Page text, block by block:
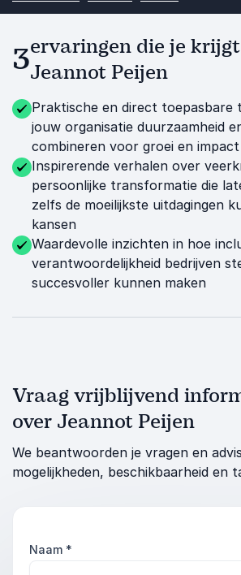
3ervaringen die je
Jeannot Peijen
Praktische en direct toepasbare
jouw organisatie duurzaamheid
combineren voor groei en impact
Inspirerende verhalen over
persoonlijke transformatie die
zelfs de moeilijkste uitdagingen
kansen
Waardevolle inzichten in hoe
verantwoordelijkheid bedrijven
succesvoller kunnen maken
Vraag vrijblijvend
over Jeannot Peijen
We beantwoorden je vragen en
mogelijkheden, beschikbaarheid en
Naam *